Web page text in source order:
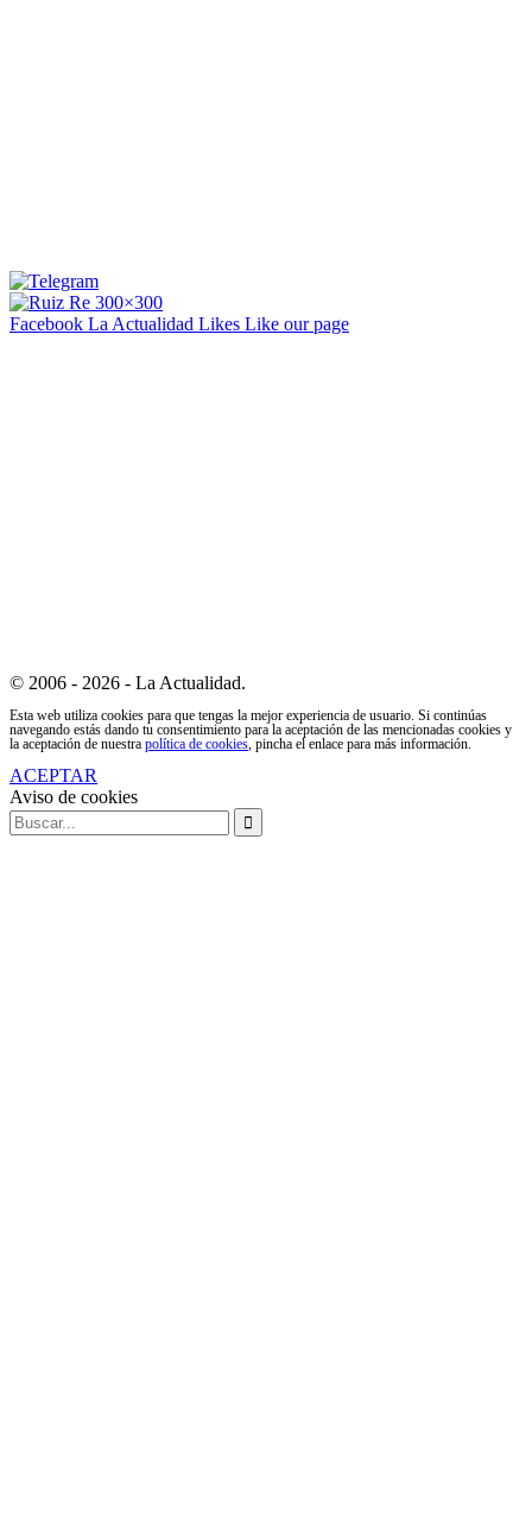
Facebook La Actualidad Likes Like our page
© 2006 - 2026 - La Actualidad.
Esta web utiliza cookies para que tengas la mejor experiencia de usuario. Si continúas
navegando estás dando tu consentimiento para la aceptación de las mencionadas cookies y
la aceptación de nuestra política de cookies, pincha el enlace para más información.
ACEPTAR
Aviso de cookies